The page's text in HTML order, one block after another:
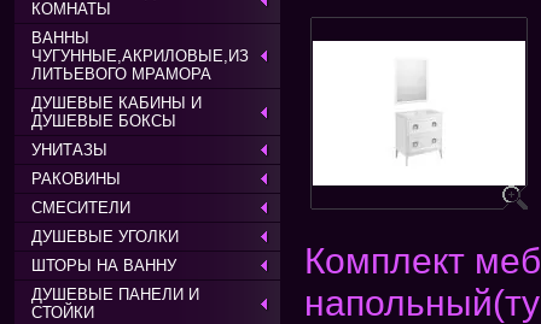
КОМНАТЫ
ВАННЫ
ЧУГУННЫЕ,АКРИЛОВЫЕ,ИЗ
ЛИТЬЕВОГО МРАМОРА
ДУШЕВЫЕ КАБИНЫ И
ДУШЕВЫЕ БОКСЫ
УНИТАЗЫ
РАКОВИНЫ
СМЕСИТЕЛИ
ДУШЕВЫЕ УГОЛКИ
ШТОРЫ НА ВАННУ
ДУШЕВЫЕ ПАНЕЛИ И
СТОЙКИ
Комплект